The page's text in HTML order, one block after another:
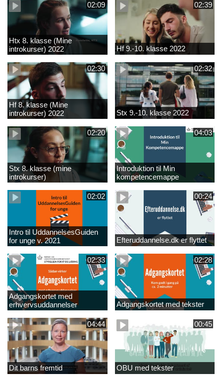
02:09
Htx 8. klasse (Mine
introkurser) 2022
02:39
Hf 9.-10. klasse 2022
02:30
Hf 8. klasse (Mine
introkurser) 2022
02:32
Stx 9.-10. klasse 2022
02:20
Stx 8. klasse (mine
introkurser)
04:03
Introduktion til Min
kompetencemappe
02:02
Intro til UddannelsesGuiden
for unge v. 2021
00:24
Efteruddannelse.dk er flyttet
02:33
Adgangskortet med
erhvervsuddannelser
02:28
Adgangskortet med tekster
04:44
Dit barns fremtid
00:45
OBU med tekster